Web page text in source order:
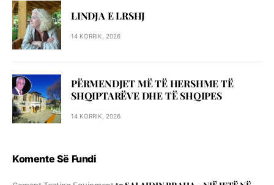
LINDJA E LRSHJ
14 KORRIK, 2026
PËRMENDJET MË TË HERSHME TË
SHQIPTARËVE DHE TË SHQIPES
14 KORRIK, 2026
Komente Së Fundi